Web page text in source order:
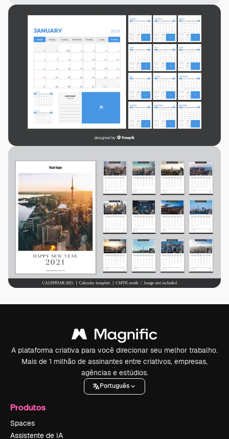
A plataforma criativa para você direcionar seu melhor trabalho.
Mais de 1 milhão de assinantes entre criativos, empresas,
agências e estúdios.
Português
Produtos
Spaces
Assistente de IA